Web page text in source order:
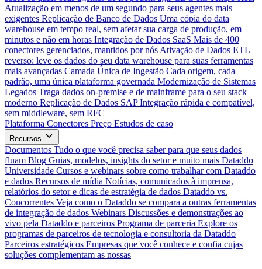
Atualização em menos de um segundo para seus agentes mais
exigentes Replicação de Banco de Dados Uma cópia do data
warehouse em tempo real, sem afetar sua carga de produção, em
minutos e não em horas Integração de Dados SaaS Mais de 400
conectores gerenciados, mantidos por nós Ativação de Dados ETL
reverso: leve os dados do seu data warehouse para suas ferramentas
mais avançadas Camada Única de Ingestão Cada origem, cada
padrão, uma única plataforma governada Modernização de Sistemas
Legados Traga dados on-premise e de mainframe para o seu stack
moderno Replicação de Dados SAP Integração rápida e compatível,
sem middleware, sem RFC
Plataforma Conectores Preço Estudos de caso
Recursos
Documentos Tudo o que você precisa saber para que seus dados
fluam Blog Guias, modelos, insights do setor e muito mais Dataddo
Universidade Cursos e webinars sobre como trabalhar com Dataddo
e dados Recursos de mídia Notícias, comunicados à imprensa,
relatórios do setor e dicas de estratégia de dados Dataddo vs.
Concorrentes Veja como o Dataddo se compara a outras ferramentas
de integração de dados Webinars Discussões e demonstrações ao
vivo pela Dataddo e parceiros Programa de parceria Explore os
programas de parceiros de tecnologia e consultoria da Dataddo
Parceiros estratégicos Empresas que você conhece e confia cujas
soluções complementam as nossas